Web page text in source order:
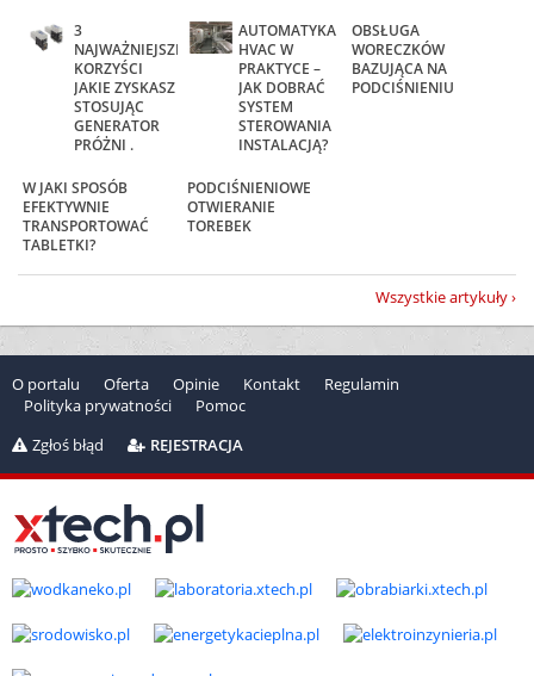
OBSŁUGA
WORECZKÓW
BAZUJĄCA NA
PODCIŚNIENIU
W JAKI SPOSÓB
EFEKTYWNIE
TRANSPORTOWAĆ
TABLETKI?
PODCIŚNIENIOWE
OTWIERANIE
TOREBEK
3
NAJWAŻNIEJSZE
KORZYŚCI
JAKIE ZYSKASZ
STOSUJĄC
GENERATOR
PRÓŻNI .
AUTOMATYKA
HVAC W
PRAKTYCE –
JAK DOBRAĆ
SYSTEM
STEROWANIA
INSTALACJĄ?
Wszystkie artykuły
O portalu Oferta Opinie Kontakt
Regulamin
Polityka prywatności
Pomoc
Zgłoś błąd
REJESTRACJA